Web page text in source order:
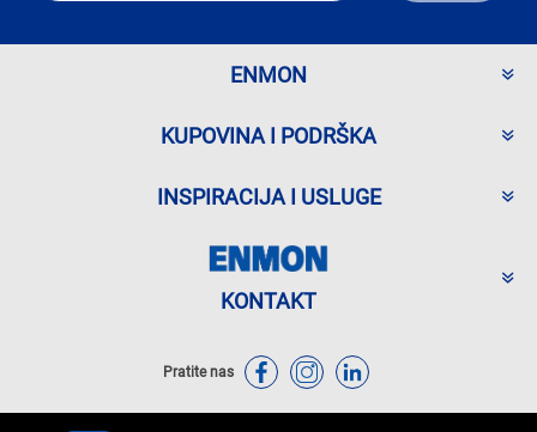
ENMON
KUPOVINA I PODRŠKA
INSPIRACIJA I USLUGE
KONTAKT
Pratite nas